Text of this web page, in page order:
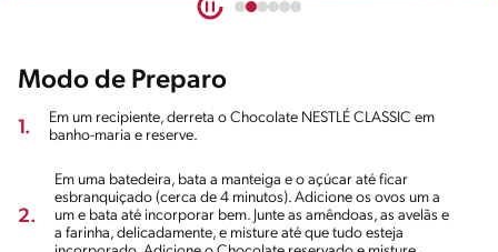
Modo de Preparo
1.
Em um recipiente, derreta o Chocolate NESTLÉ CLASSIC em
banho-maria e reserve.
2.
Em uma batedeira, bata a manteiga e o açúcar até ficar
esbranquiçado (cerca de 4 minutos). Adicione os ovos um a
um e bata até incorporar bem. Junte as amêndoas, as avelãs e
a farinha, delicadamente, e misture até que tudo esteja